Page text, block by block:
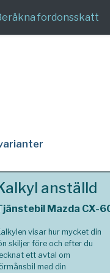
fordonsskatt
anställd
Mazda CX-
visar hur mycket din
skiljer före och efter du
ett avtal om
med din